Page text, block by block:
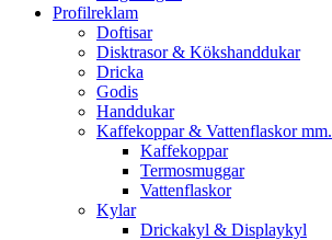
Profilreklam
Doftisar
Disktrasor & Kökshanddukar
Dricka
Godis
Handdukar
Kaffekoppar & Vattenflaskor mm.
Kaffekoppar
Termosmuggar
Vattenflaskor
Kylar
Drickakyl & Displaykyl